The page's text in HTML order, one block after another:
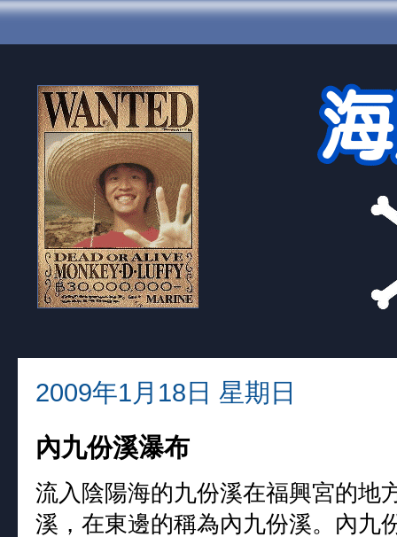
2009年1月18日 星期日
內九份溪瀑布
流入陰陽海的九份溪在福興宮的地
溪，在東邊的稱為內九份溪。內九